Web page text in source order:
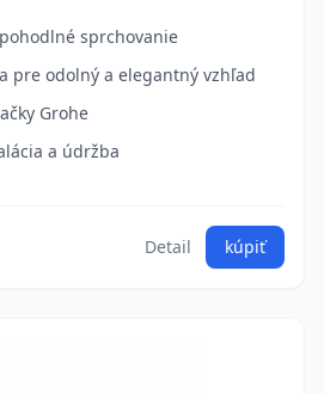
sprchovanie
pre odolný a elegantný vzhľad
Grohe
a údržba
Detail kúpiť